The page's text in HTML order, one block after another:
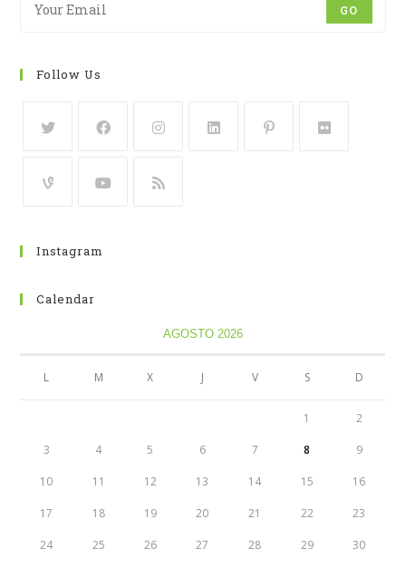
GO
Follow Us
Instagram
Calendar
AGOSTO 2026
L M X J V S D
1 2
3 4 5 6 7 8 9
10 11 12 13 14 15 16
17 18 19 20 21 22 23
24 25 26 27 28 29 30